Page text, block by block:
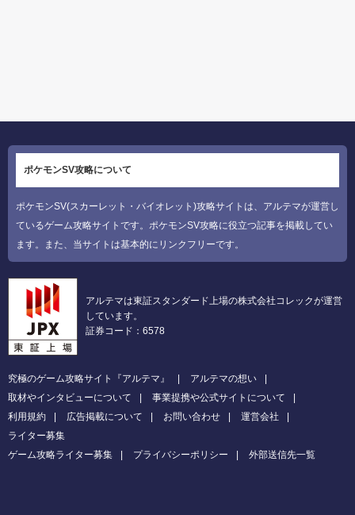
ポケモンSV攻略について
ポケモンSV(スカーレット・バイオレット)攻略サイトは、アルテマが運営し
ているゲーム攻略サイトです。ポケモンSV攻略に役立つ記事を掲載してい
ます。また、当サイトは基本的にリンクフリーです。
アルテマは東証スタンダード上場の株式会社コレックが運営
しています。
証券コード：6578
究極のゲーム攻略サイト『アルテマ』
アルテマの想い
取材やインタビューについて
事業提携や公式サイトについて
利用規約
広告掲載について お問い合わせ
運営会社
ライター募集
ゲーム攻略ライター募集
プライバシーポリシー 外部送信先一覧